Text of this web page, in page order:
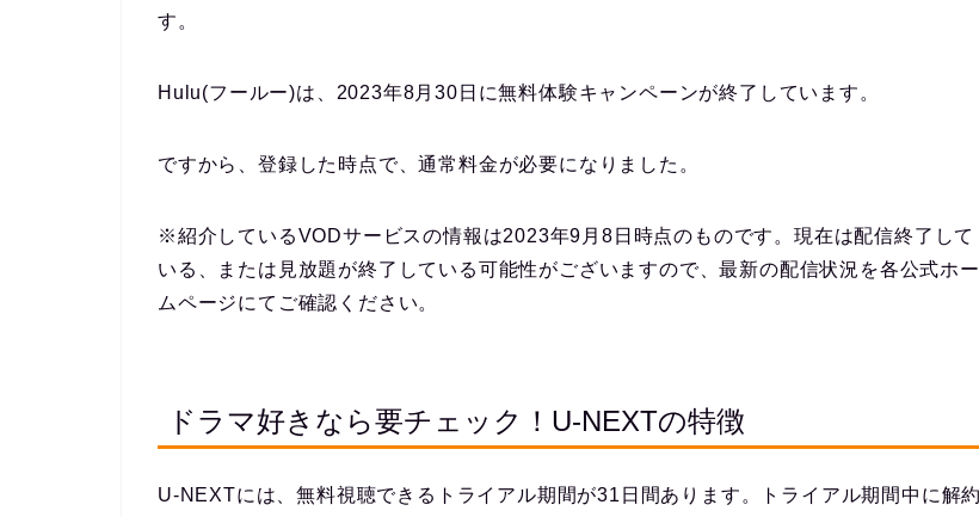
す。
Hulu(フールー)は、2023年8月30日に無料体験キャンペーンが終了しています。
ですから、登録した時点で、通常料金が必要になりました。
※紹介しているVODサービスの情報は2023年9月8日時点のものです。現在は配信終了して
いる、または見放題が終了している可能性がございますので、最新の配信状況を各公式ホー
ムページにてご確認ください。
ドラマ好きなら要チェック！U-NEXTの特徴
U-NEXTには、無料視聴できるトライアル期間が31日間あります。トライアル期間中に解約